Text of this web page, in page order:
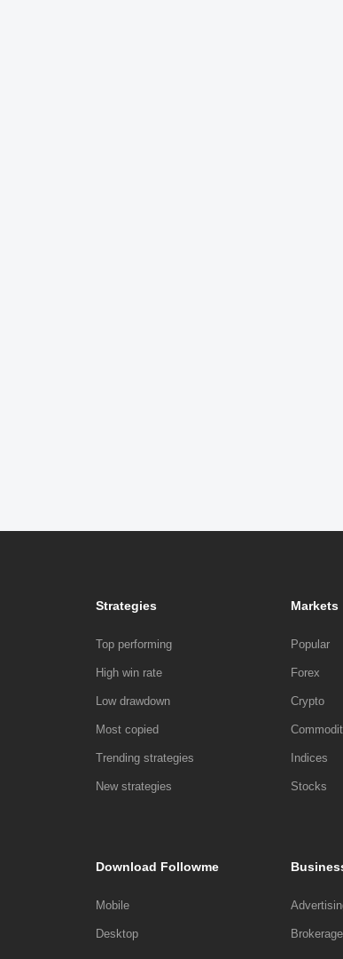
Strategies
Top performing
High win rate
Low drawdown
Most copied
Trending strategies
New strategies
Markets
Popular
Forex
Crypto
Indices
Stocks
Download Followme
Mobile
Desktop Brokerage